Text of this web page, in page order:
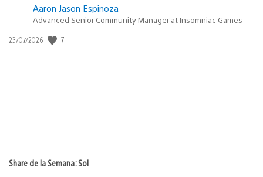
Aaron Jason Espinoza
Advanced Senior Community Manager at Insomniac Games
Fecha
23/07/2026 7
Share de la Semana: Sol